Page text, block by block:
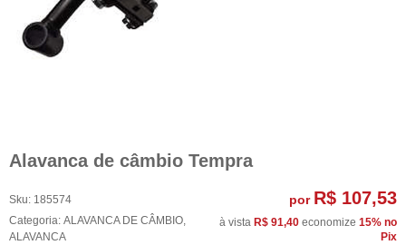
Alavanca de câmbio Tempra
Sku: 185574
Categoria: ALAVANCA DE CÂMBIO,
ALAVANCA
por R$ 107,53
à vista R$ 91,40 economize 15% no
Pix